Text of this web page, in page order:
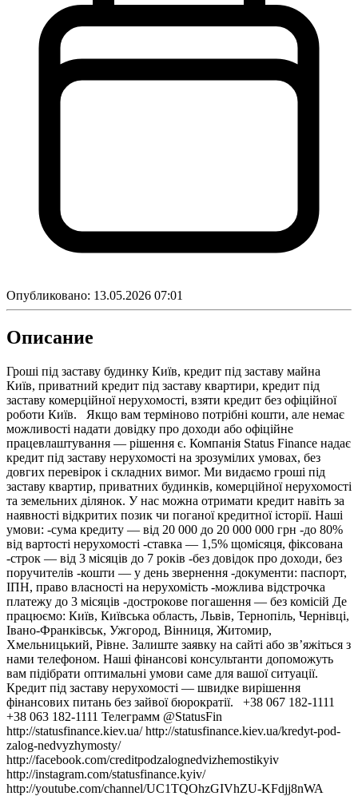
Опубликовано: 13.05.2026 07:01
Описание
Гроші під заставу будинку Київ, кредит під заставу майна
Київ, приватний кредит під заставу квартири, кредит під
заставу комерційної нерухомості, взяти кредит без офіційної
роботи Київ. Якщо вам терміново потрібні кошти, але немає
можливості надати довідку про доходи або офіційне
працевлаштування — рішення є. Компанія Status Finance надає
кредит під заставу нерухомості на зрозумілих умовах, без
довгих перевірок і складних вимог. Ми видаємо гроші під
заставу квартир, приватних будинків, комерційної нерухомості
та земельних ділянок. У нас можна отримати кредит навіть за
наявності відкритих позик чи поганої кредитної історії. Наші
умови: -сума кредиту — від 20 000 до 20 000 000 грн -до 80%
від вартості нерухомості -ставка — 1,5% щомісяця, фіксована
-строк — від 3 місяців до 7 років -без довідок про доходи, без
поручителів -кошти — у день звернення -документи: паспорт,
ІПН, право власності на нерухомість -можлива відстрочка
платежу до 3 місяців -дострокове погашення — без комісій Де
працюємо: Київ, Київська область, Львів, Тернопіль, Чернівці,
Івано-Франківськ, Ужгород, Вінниця, Житомир,
Хмельницький, Рівне. Залиште заявку на сайті або зв’яжіться з
нами телефоном. Наші фінансові консультанти допоможуть
вам підібрати оптимальні умови саме для вашої ситуації.
Кредит під заставу нерухомості — швидке вирішення
фінансових питань без зайвої бюрократії. +38 067 182-1111
+38 063 182-1111 Телеграмм @StatusFin
http://statusfinance.kiev.ua/ http://statusfinance.kiev.ua/kredyt-pod-
zalog-nedvyzhymosty/
http://facebook.com/creditpodzalognedvizhemostikyiv
http://instagram.com/statusfinance.kyiv/
http://youtube.com/channel/UC1TQOhzGIVhZU-KFdjj8nWA